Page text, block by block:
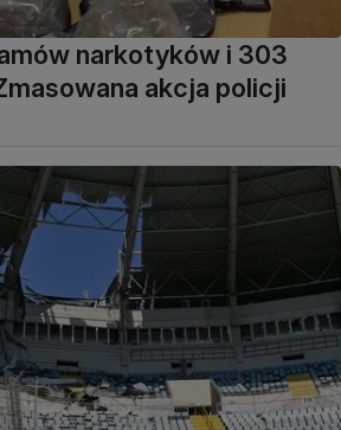
narkotyków i 303
akcja policji